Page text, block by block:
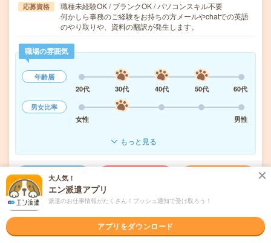
応募資格
職種未経験OK / ブランクOK / パソコンスキル不要
何かしら事務のご経験をお持ちの方メールやchatでの英語
のやり取りや、資料の翻訳が発生します。
職場の雰囲気
年齢層
20代
30代 40代 50代
60代
男女比率
女性
男性
もっと見る
気になる!
派遣会社 パーソルテンプスタッフ株式会社
未読 掲載日 2026/08/06
大人気！
エン派遣アプリ
派遣のお仕事情報がたくさん！プッシュ通知で受け取ろう！
アプリをダウンロード